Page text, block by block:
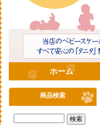
ホーム
商品検索